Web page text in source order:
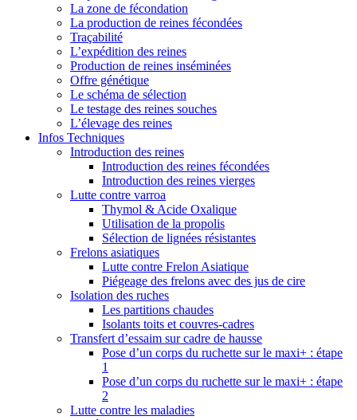
La zone de fécondation
La production de reines fécondées
Traçabilité
L’expédition des reines
Production de reines inséminées
Offre génétique
Le schéma de sélection
Le testage des reines souches
L’élevage des reines
Infos Techniques
Introduction des reines
Introduction des reines fécondées
Introduction des reines vierges
Lutte contre varroa
Thymol & Acide Oxalique
Utilisation de la propolis
Sélection de lignées résistantes
Frelons asiatiques
Lutte contre Frelon Asiatique
Piégeage des frelons avec des jus de cire
Isolation des ruches
Les partitions chaudes
Isolants toits et couvres-cadres
Transfert d’essaim sur cadre de hausse
Pose d’un corps du ruchette sur le maxi+ : étape
1
Pose d’un corps du ruchette sur le maxi+ : étape
2
Lutte contre les maladies